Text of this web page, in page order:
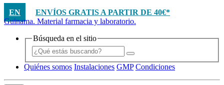
EN
ENVÍOS GRATIS A PARTIR DE 40€*
Guinama. Material farmacia y laboratorio.
Búsqueda en el sitio
Quiénes somos Instalaciones GMP Condiciones